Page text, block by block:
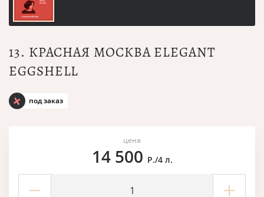
13. КРАСНАЯ МОСКВА ELEGANT
EGGSHELL
под заказ
цена
14 500 Р./4 л.